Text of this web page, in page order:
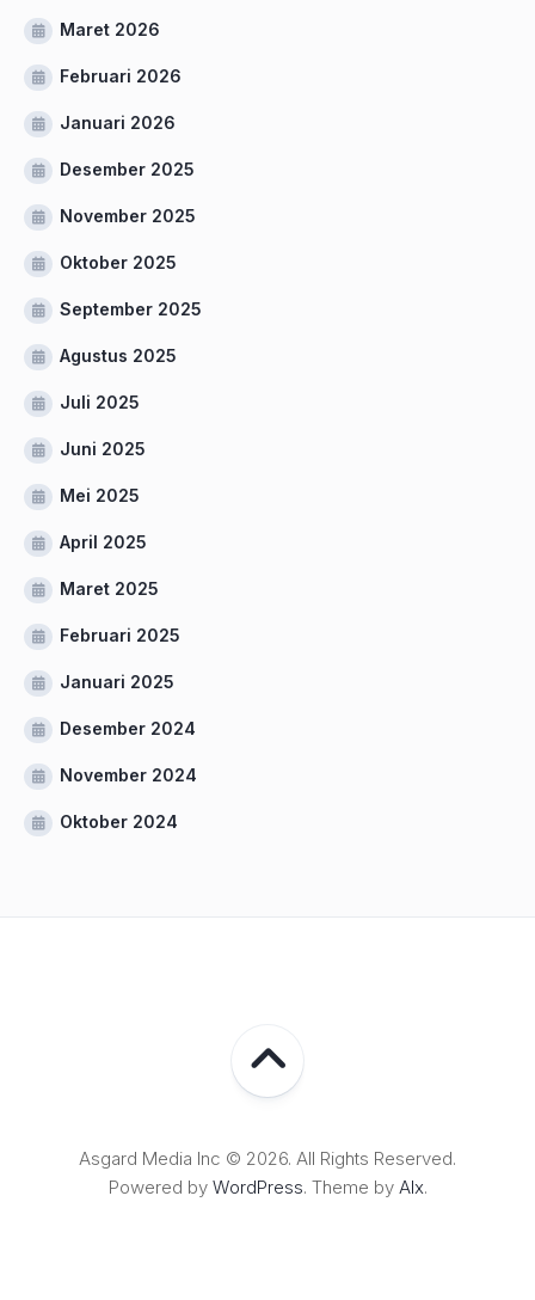
Maret 2026
Februari 2026
Januari 2026
Desember 2025
November 2025
Oktober 2025
September 2025
Agustus 2025
Juli 2025
Juni 2025
Mei 2025
April 2025
Maret 2025
Februari 2025
Januari 2025
Desember 2024
November 2024
Oktober 2024
Asgard Media Inc © 2026. All Rights Reserved.
Powered by WordPress. Theme by Alx.